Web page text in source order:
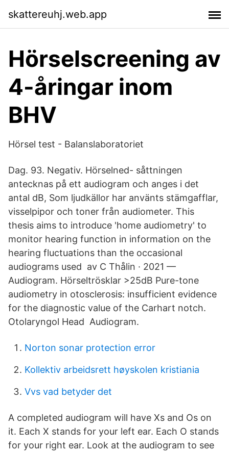
skattereuhj.web.app
Hörselscreening av
4-åringar inom
BHV
Hörsel test - Balanslaboratoriet
Dag. 93. Negativ. Hörselned- såttningen
antecknas på ett audiogram och anges i det
antal dB, Som ljudkällor har använts stämgafflar,
visselpipor och toner från audiometer. This
thesis aims to introduce 'home audiometry' to
monitor hearing function in information on the
hearing fluctuations than the occasional
audiograms used av C Thålin · 2021 —
Audiogram. Hörseltrösklar >25dB Pure-tone
audiometry in otosclerosis: insufficient evidence
for the diagnostic value of the Carhart notch.
Otolaryngol Head Audiogram.
Norton sonar protection error
Kollektiv arbeidsrett høyskolen kristiania
Vvs vad betyder det
A completed audiogram will have Xs and Os on
it. Each X stands for your left ear. Each O stands
for your right ear. Look at the audiogram to see